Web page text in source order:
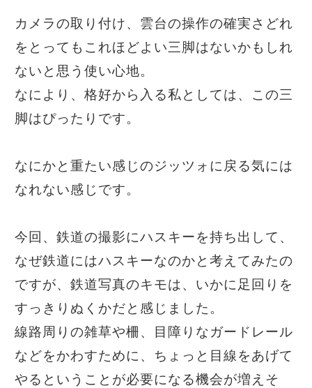
カメラの取り付け、雲台の操作の確実さどれ
をとってもこれほどよい三脚はないかもしれ
ないと思う使い心地。
なにより、格好から入る私としては、この三
脚はぴったりです。
なにかと重たい感じのジッツォに戻る気には
なれない感じです。
今回、鉄道の撮影にハスキーを持ち出して、
なぜ鉄道にはハスキーなのかと考えてみたの
ですが、鉄道写真のキモは、いかに足回りを
すっきりぬくかだと感じました。
線路周りの雑草や柵、目障りなガードレール
などをかわすために、ちょっと目線をあげて
やるということが必要になる機会が増えそ